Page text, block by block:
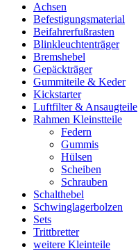
Achsen
Befestigungsmaterial
Beifahrerfußrasten
Blinkleuchtenträger
Bremshebel
Gepäckträger
Gummiteile & Keder
Kickstarter
Luftfilter & Ansaugteile
Rahmen Kleinstteile
Federn
Gummis
Hülsen
Scheiben
Schrauben
Schalthebel
Schwinglagerbolzen
Sets
Trittbretter
weitere Kleinteile